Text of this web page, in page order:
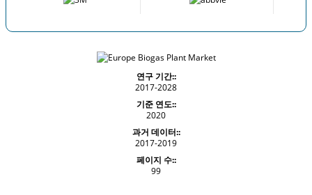
연구 기간::
2017-2028
기준 연도::
2020
과거 데이터::
2017-2019
페이지 수::
99